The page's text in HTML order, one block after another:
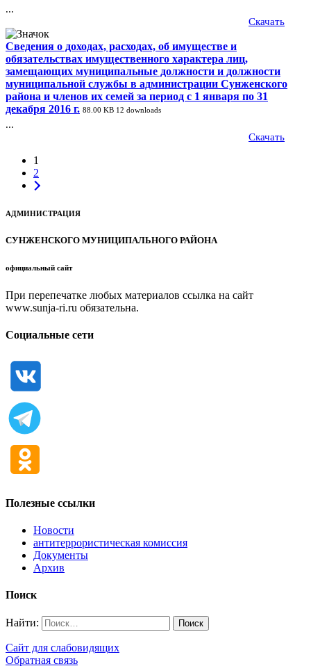
...
Скачать
Сведения о доходах, расходах, об имуществе и
обязательствах имущественного характера лиц,
замещающих муниципальные должности и должности
муниципальной службы в администрации Сунженского
района и членов их семей за период с 1 января по 31
декабря 2016 г. 88.00 KB 12 downloads
...
Скачать
1
2
АДМИНИСТРАЦИЯ
СУНЖЕНСКОГО МУНИЦИПАЛЬНОГО РАЙОНА
официальный сайт
При перепечатке любых материалов ссылка на сайт
www.sunja-ri.ru обязательна.
Социальные сети
Полезные ссылки
Новости
антитеррористическая комиссия
Документы
Архив
Поиск
Найти:
Сайт для слабовидящих
Обратная связь